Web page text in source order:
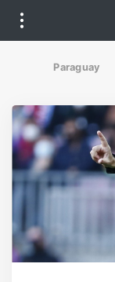
Paraguay